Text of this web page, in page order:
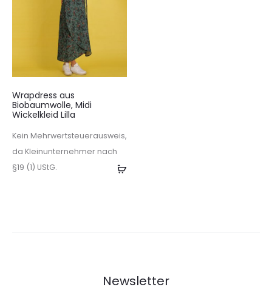
Weiterlesen
Wrapdress aus
Biobaumwolle, Midi
Wickelkleid Lilla
Kein Mehrwertsteuerausweis,
da Kleinunternehmer nach
§19 (1) UStG.
Newsletter